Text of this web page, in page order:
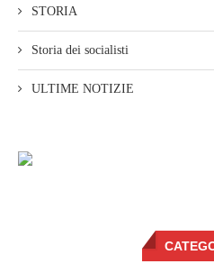
STORIA
Storia dei socialisti
ULTIME NOTIZIE